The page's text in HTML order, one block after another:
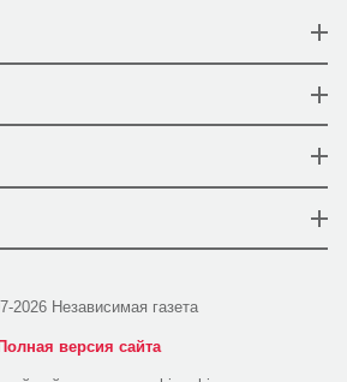
2026 Независимая газета
Полная версия сайта